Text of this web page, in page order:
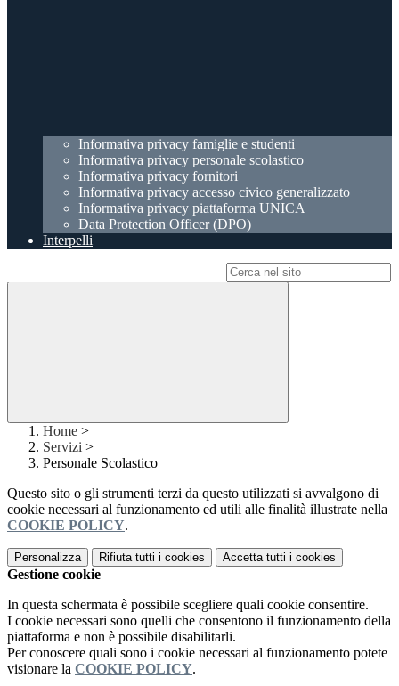
Informativa privacy famiglie e studenti
Informativa privacy personale scolastico
Informativa privacy fornitori
Informativa privacy accesso civico generalizzato
Informativa privacy piattaforma UNICA
Data Protection Officer (DPO)
Interpelli
Home >
Servizi >
Personale Scolastico
Questo sito o gli strumenti terzi da questo utilizzati si avvalgono di
cookie necessari al funzionamento ed utili alle finalità illustrate nella
COOKIE POLICY.
Personalizza Rifiuta tutti i cookies Accetta tutti i cookies
Gestione cookie
In questa schermata è possibile scegliere quali cookie consentire.
I cookie necessari sono quelli che consentono il funzionamento della
piattaforma e non è possibile disabilitarli.
Per conoscere quali sono i cookie necessari al funzionamento potete
visionare la COOKIE POLICY.